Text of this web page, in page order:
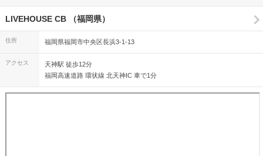
LIVEHOUSE CB （福岡県）
住所 福岡県福岡市中央区長浜3-1-13
アクセス
天神駅 徒歩12分
福岡高速道路 環状線 北天神IC 車で1分